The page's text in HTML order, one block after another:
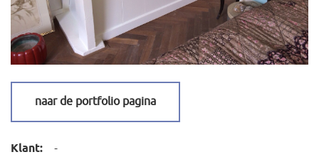
naar de portfolio pagina
Klant: -